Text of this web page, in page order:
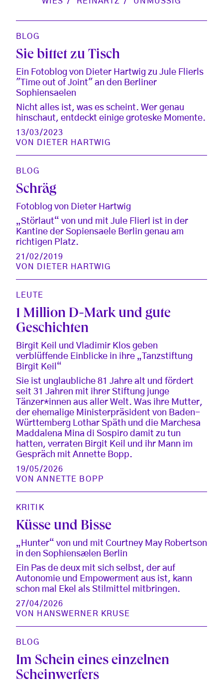
BLOG
Sie bittet zu Tisch
Ein Fotoblog von Dieter Hartwig zu Jule Flierls
"Time out of Joint" an den Berliner
Sophiensaelen
Nicht alles ist, was es scheint. Wer genau
hinschaut, entdeckt einige groteske Momente.
13/03/2023
VON
DIETER HARTWIG
BLOG
Schräg
Fotoblog von Dieter Hartwig
„Störlaut“ von und mit Jule Flierl ist in der
Kantine der Sopiensaele Berlin genau am
richtigen Platz.
21/02/2019
VON
DIETER HARTWIG
LEUTE
1 Million D-Mark und gute
Geschichten
Birgit Keil und Vladimir Klos geben
verblüffende Einblicke in ihre „Tanzstiftung
Birgit Keil“
Sie ist unglaubliche 81 Jahre alt und fördert
seit 31 Jahren mit ihrer Stiftung junge
Tänzer*innen aus aller Welt. Was ihre Mutter,
der ehemalige Ministerpräsident von Baden-
Württemberg Lothar Späth und die Marchesa
Maddalena Mina di Sospiro damit zu tun
hatten, verraten Birgit Keil und ihr Mann im
Gespräch mit Annette Bopp.
19/05/2026
VONANNETTE BOPP
KRITIK
Küsse und Bisse
„Hunter“ von und mit Courtney May Robertson
in den Sophiensælen Berlin
Ein Pas de deux mit sich selbst, der auf
Autonomie und Empowerment aus ist, kann
schon mal Ekel als Stilmittel mitbringen.
27/04/2026
VON
HANSWERNER KRUSE
BLOG
Im Schein eines einzelnen
Scheinwerfers